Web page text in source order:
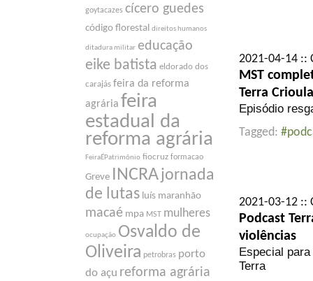
goytacazes cícero guedes
código florestal direitos humanos
ditadura militar educação
eike batista eldorado dos
carajás feira da reforma
agrária feira
estadual da
reforma agrária
FeiraÉPatrimônio fiocruz formacao
Greve INCRA jornada
de lutas luís maranhão
macaé mpa MST mulheres
ocupação Osvaldo de
Oliveira petrobras porto
do açu reforma agrária
2021-04-14 ::
MST
Terra Crioula
Episódio
Tagged:
2021-03-12 ::
Podcast
violências
Especial
Terra